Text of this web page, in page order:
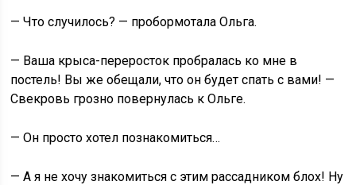
— Что случилось? — пробормотала Ольга.
— Ваша крыса-переросток пробралась ко мне в
постель! Вы же обещали, что он будет спать с вами! —
Свекровь грозно повернулась к Ольге.
— Он просто хотел познакомиться…
— А я не хочу знакомиться с этим рассадником блох! Ну